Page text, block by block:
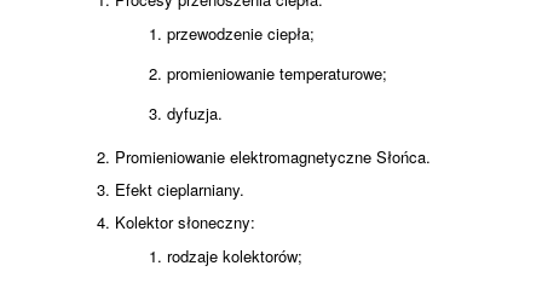
przewodzenie ciepła;
promieniowanie temperaturowe;
dyfuzja.
Promieniowanie elektromagnetyczne Słońca.
Efekt cieplarniany.
Kolektor słoneczny:
rodzaje kolektorów;